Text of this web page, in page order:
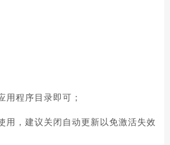
用程序目录即可；
用，建议关闭自动更新以免激活失效